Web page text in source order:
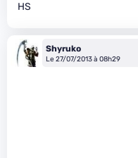
HS
Shyruko
Le 27/07/2013 à 08h29